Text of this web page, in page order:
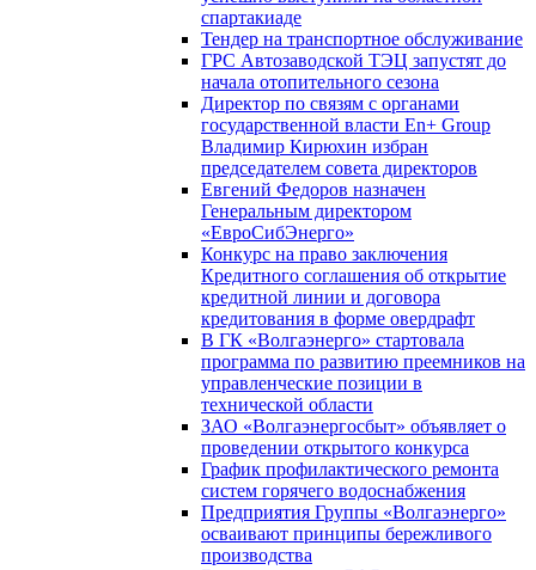
спартакиаде
Тендер на транспортное обслуживание
ГРС Автозаводской ТЭЦ запустят до
начала отопительного сезона
Директор по связям с органами
государственной власти En+ Group
Владимир Кирюхин избран
председателем совета директоров
Евгений Федоров назначен
Генеральным директором
«ЕвроСибЭнерго»
Конкурс на право заключения
Кредитного соглашения об открытие
кредитной линии и договора
кредитования в форме овердрафт
В ГК «Волгаэнерго» стартовала
программа по развитию преемников на
управленческие позиции в
технической области
ЗАО «Волгаэнергосбыт» объявляет о
проведении открытого конкурса
График профилактического ремонта
систем горячего водоснабжения
Предприятия Группы «Волгаэнерго»
осваивают принципы бережливого
производства